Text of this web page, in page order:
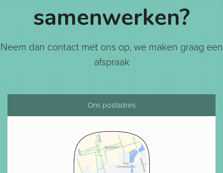
samenwerken?
Neem dan contact met ons op, we maken graag een
afspraak
Ons postadres